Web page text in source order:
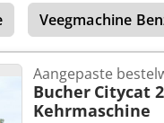
Veegmachine
Aangepaste
Bucher Citycat
Kehrmaschine